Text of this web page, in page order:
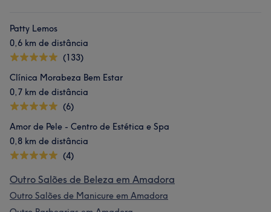
Patty Lemos
0,6 km de distância
(133)
Clínica Morabeza Bem Estar
0,7 km de distância
(6)
Amor de Pele - Centro de Estética e Spa
0,8 km de distância
(4)
Outro Salões de Beleza em Amadora
Outro Salões de Manicure em Amadora